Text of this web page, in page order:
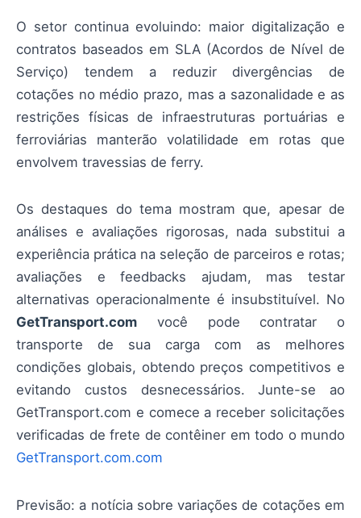
O setor continua evoluindo: maior digitalização e
contratos baseados em SLA (Acordos de Nível de
Serviço) tendem a reduzir divergências de
cotações no médio prazo, mas a sazonalidade e as
restrições físicas de infraestruturas portuárias e
ferroviárias manterão volatilidade em rotas que
envolvem travessias de ferry.
Os destaques do tema mostram que, apesar de
análises e avaliações rigorosas, nada substitui a
experiência prática na seleção de parceiros e rotas;
avaliações e feedbacks ajudam, mas testar
alternativas operacionalmente é insubstituível. No
GetTransport.com você pode contratar o
transporte de sua carga com as melhores
condições globais, obtendo preços competitivos e
evitando custos desnecessários. Junte-se ao
GetTransport.com e comece a receber solicitações
verificadas de frete de contêiner em todo o mundo
GetTransport.com.com
Previsão: a notícia sobre variações de cotações em